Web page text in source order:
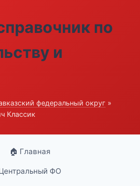
по
и
федеральный округ »
Классик
🏠 Главная
ФО